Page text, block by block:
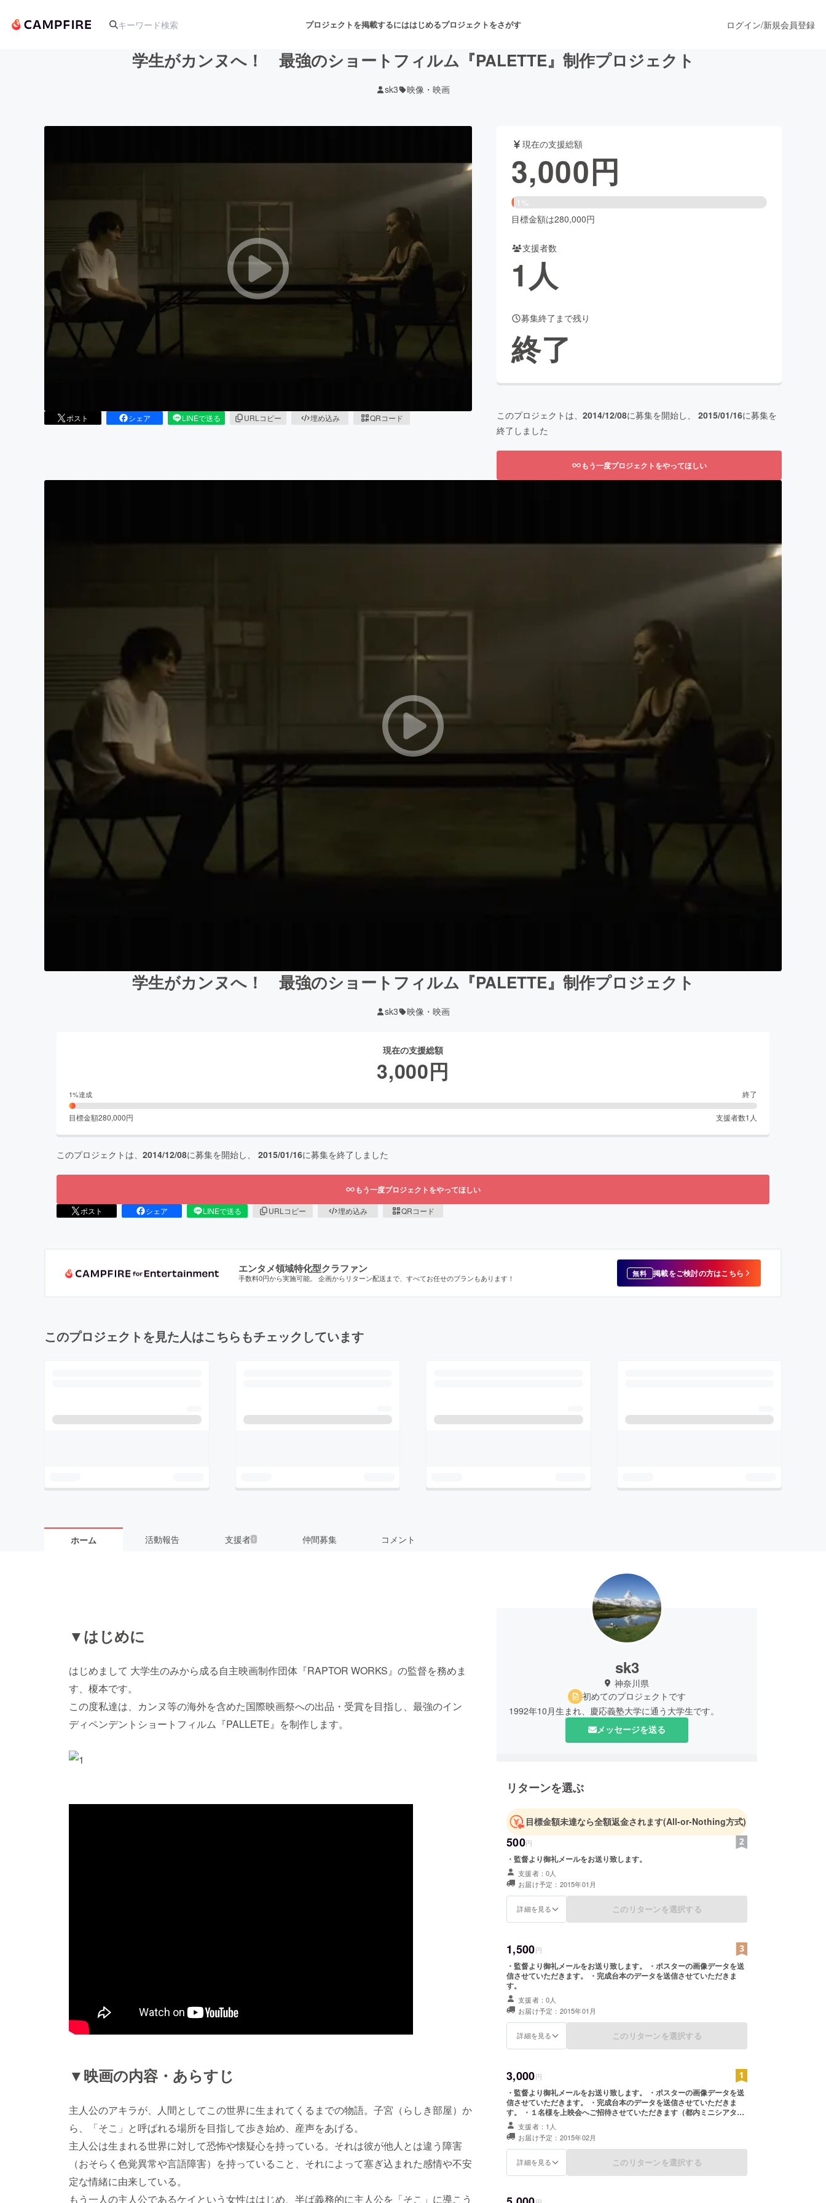
プロジェクトを掲載するにははじめるプロジェクトをさがす
舞台・パフォーマンス
フード・飲食店
ビューティー・ヘルスケア
まちづくり・地域活性化
CAMPFIRE for Social Good
CAMPFIRE Creation
CAMPFIREふるさと納税
machi-ya
ログイン/新規会員登録
学生がカンヌへ！ 最強のショートフィルム『PALETTE』制作プロジェクト
sk3 映像・映画
ポスト シェア LINEで送る URLコピー 埋め込み QRコード
現在の支援総額
3,000円
1%
目標金額は280,000円
支援者数
1人
募集終了まで残り
終了
このプロジェクトは、 2014/12/08に募集を開始し、 2015/01/16に募集を
終了しました
もう一度プロジェクトをやってほしい
学生がカンヌへ！ 最強のショートフィルム『PALETTE』制作プロジェクト
sk3 映像・映画
現在の支援総額
3,000円
1%達成 終了
目標金額280,000円 支援者数1 人
このプロジェクトは、 2014/12/08に募集を開始し、 2015/01/16に募集を終了しました
もう一度プロジェクトをやってほしい
ポスト シェア LINEで送る URLコピー 埋め込み QRコード
エンタメ領域特化型クラファン
手数料0円から実施可能。 企画からリターン配送まで、すべてお任せのプランもあります！ 無料 掲載をご検討の方はこちら
このプロジェクトを見た人はこちらもチェックしています
ホーム 活動報告 支援者 1 仲間募集 コメント
▼はじめに
はじめまして 大学生のみから成る自主映画制作団体『RAPTOR WORKS』の監督を務めま
す、榎本です。
この度私達は、カンヌ等の海外を含めた国際映画祭への出品・受賞を目指し、最強のイン
ディペンデントショートフィルム『PALLETE』を制作します。
▼映画の内容・あらすじ
主人公のアキラが、人間としてこの世界に生まれてくるまでの物語。子宮（らしき部屋）か
ら、「そこ」と呼ばれる場所を目指して歩き始め、産声をあげる。
主人公は生まれる世界に対して恐怖や懐疑心を持っている。それは彼が他人とは違う障害
（おそらく色覚異常や言語障害）を持っていること、それによって塞ぎ込まれた感情や不安
定な情緒に由来している。
もう一人の主人公であるケイという女性ははじめ、半ば義務的に主人公を「そこ」に導こう
sk3
神奈川県
初めてのプロジェクトです
1992年10月生まれ、慶応義塾大学に通う大学生です。
メッセージを送る
リターンを選ぶ
目標金額未達なら全額返金されます(All-or-Nothing方式)
500円
・監督より御礼メールをお送り致します。
支援者：0人
お届け予定：2015年01月
詳細を見る このリターンを選択する
1,500円
・監督より御礼メールをお送り致します。 ・ポスターの画像データを送
信させていただきます。 ・完成台本のデータを送信させていただきま
す。
支援者：0人
お届け予定：2015年01月
詳細を見る このリターンを選択する
3,000円
・監督より御礼メールをお送り致します。 ・ポスターの画像データを送
信させていただきます。 ・完成台本のデータを送信させていただきま
す。 ・１名様を上映会へご招待させていただきます（都内ミニシアター
を予定）
支援者：1人
お届け予定：2015年02月
詳細を見る このリターンを選択する